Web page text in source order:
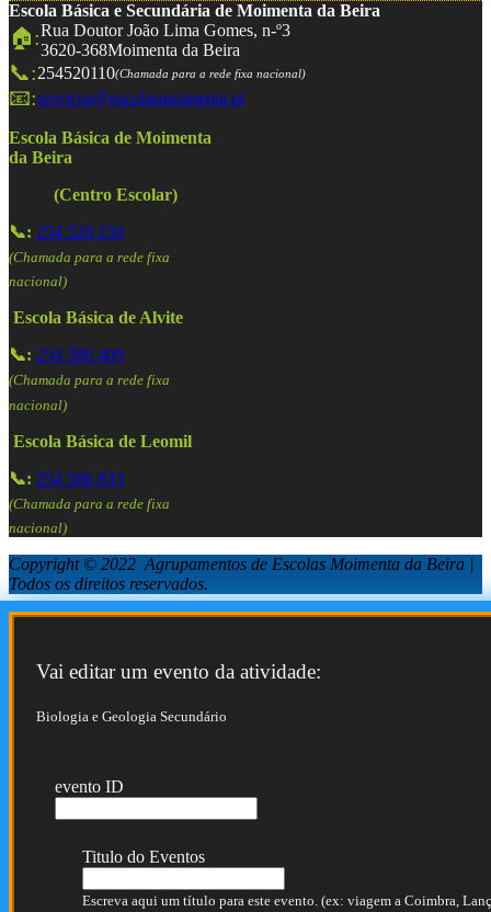
Escola Básica e Secundária de Moimenta da Beira
🏠:Rua Doutor João Lima Gomes, n-º3
3620-368Moimenta da Beira
📞:254520110(Chamada para a rede fixa nacional)
📧:servicos@escolasmoimenta.pt
Escola Básica de Moimenta
da Beira
(Centro Escolar)
📞: 254 520 150
(Chamada para a rede fixa
nacional)
Escola Básica de Alvite
📞: 254 586 409
(Chamada para a rede fixa
nacional)
Escola Básica de Leomil
📞: 254 586 833
(Chamada para a rede fixa
nacional)
Copyright © 2022 Agrupamentos de Escolas Moimenta da Beira |
Todos os direitos reservados.
Vai editar um evento da atividade:
Biologia e Geologia Secundário
evento ID
Titulo do Eventos
Escreva aqui um título para este evento. (ex: viagem a Coimbra,